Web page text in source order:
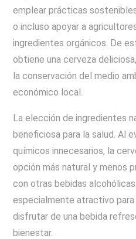
emplear prácticas
o incluso apoyar a
ingredientes orgánicos. De
obtiene una cerveza
la conservación del medio
económico local.
La elección de ingredientes
beneficiosa para la salud. Al
químicos innecesarios, la
opción más natural y menos
con otras bebidas
especialmente atractivo para
disfrutar de una bebida
bienestar.